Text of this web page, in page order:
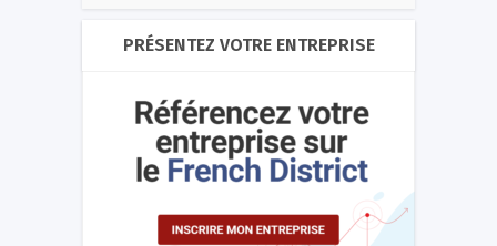
PRÉSENTEZ VOTRE ENTREPRISE